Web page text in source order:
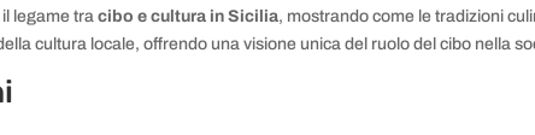
il legame tracibo e cultura in Sicilia, mostrando come le tradizioni
cultura locale, offrendo una visione unica del ruolo del cibo nella